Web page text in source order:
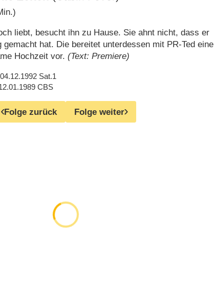
liebt, besucht ihn zu Hause. Sie ahnt nicht, dass er
gemacht hat. Die bereitet unterdessen mit PR-Ted eine
Hochzeit vor.(Text: Premiere)
Sat.1
CBS
Folge zurück Folge weiter